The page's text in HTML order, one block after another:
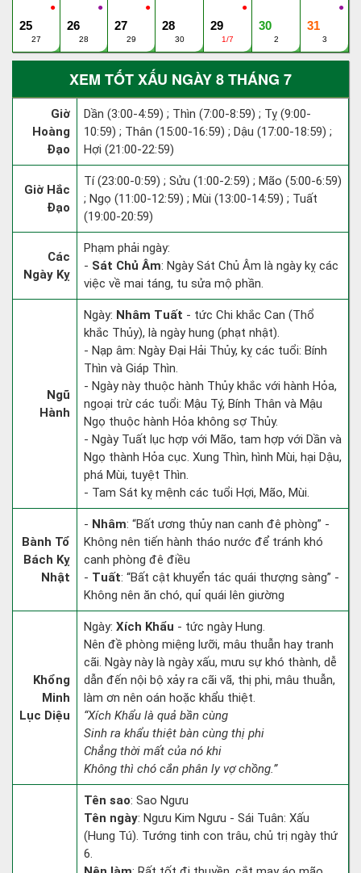
●
25
27
●
26
28
●
27
29
28
30
●
29
1/7
30
2
●
31
3
XEM TỐT XẤU NGÀY 8 THÁNG 7
Giờ
Hoàng
Đạo
Dần (3:00-4:59) ; Thìn (7:00-8:59) ; Tỵ (9:00-
10:59) ; Thân (15:00-16:59) ; Dậu (17:00-18:59) ;
Hợi (21:00-22:59)
Giờ Hắc
Đạo
Tí (23:00-0:59) ; Sửu (1:00-2:59) ; Mão (5:00-6:59)
; Ngọ (11:00-12:59) ; Mùi (13:00-14:59) ; Tuất
(19:00-20:59)
Các
Ngày Kỵ
Phạm phải ngày:
- Sát Chủ Âm: Ngày Sát Chủ Âm là ngày kỵ các
việc về mai táng, tu sửa mộ phần.
Ngũ
Hành
Ngày: Nhâm Tuất - tức Chi khắc Can (Thổ
khắc Thủy), là ngày hung (phạt nhật).
- Nạp âm: Ngày Đại Hải Thủy, kỵ các tuổi: Bính
Thìn và Giáp Thìn.
- Ngày này thuộc hành Thủy khắc với hành Hỏa,
ngoại trừ các tuổi: Mậu Tý, Bính Thân và Mậu
Ngọ thuộc hành Hỏa không sợ Thủy.
- Ngày Tuất lục hợp với Mão, tam hợp với Dần và
Ngọ thành Hỏa cục. Xung Thìn, hình Mùi, hại Dậu,
phá Mùi, tuyệt Thìn.
- Tam Sát kỵ mệnh các tuổi Hợi, Mão, Mùi.
Bành Tổ
Bách Kỵ
Nhật
- Nhâm: “Bất ương thủy nan canh đê phòng” -
Không nên tiến hành tháo nước để tránh khó
canh phòng đê điều
- Tuất: “Bất cật khuyển tác quái thượng sàng” -
Không nên ăn chó, quỉ quái lên giường
Khổng
Minh
Lục Diệu
Ngày: Xích Khẩu - tức ngày Hung.
Nên đề phòng miệng lưỡi, mâu thuẫn hay tranh
cãi. Ngày này là ngày xấu, mưu sự khó thành, dễ
dẫn đến nội bộ xảy ra cãi vã, thị phi, mâu thuẫn,
làm ơn nên oán hoặc khẩu thiệt.
“Xích Khẩu là quả bần cùng
Sinh ra khẩu thiệt bàn cùng thị phi
Chẳng thời mất của nó khi
Không thì chó cắn phân ly vợ chồng.”
Tên sao: Sao Ngưu
Tên ngày: Ngưu Kim Ngưu - Sái Tuân: Xấu
(Hung Tú). Tướng tinh con trâu, chủ trị ngày thứ
6.